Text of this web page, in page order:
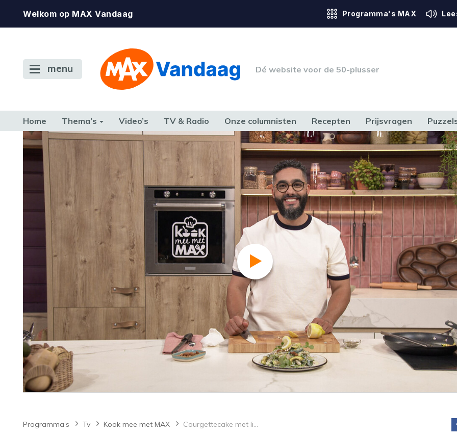
Welkom op MAX Vandaag Programma's MAX
menu Dé website voor de 50-plusser
Home Thema’s Video’s TV & Radio Onze columnisten Recepten Prijsvragen
CONSUMENT ETEN & DRINKEN FAMILIE & RELATIE GELD, WERK & RECHT GEZONDHEID & SPORT HUIS, TUIN & HOBBY MEDIA &
TERUG NAAR TOEN
Programma’s Tv Kook mee met MAX Courgettecake met limoen-kokosyoghurt